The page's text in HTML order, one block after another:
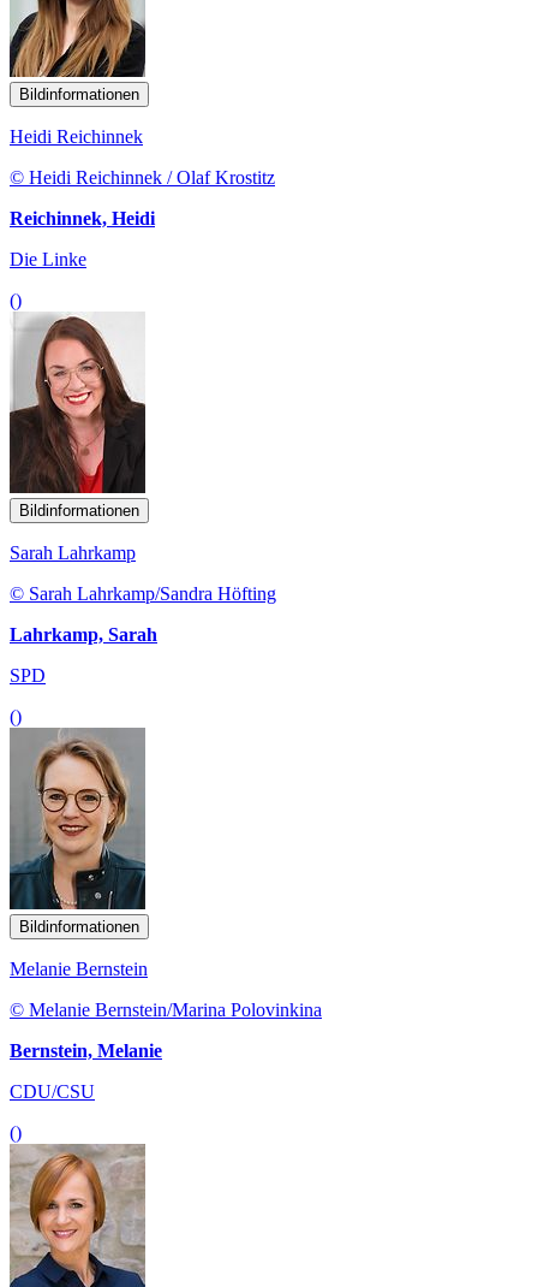
Bildinformationen
Heidi Reichinnek
© Heidi Reichinnek / Olaf Krostitz
Reichinnek, Heidi
Die Linke
()
Bildinformationen
Sarah Lahrkamp
© Sarah Lahrkamp/Sandra Höfting
Lahrkamp, Sarah
SPD
()
Bildinformationen
Melanie Bernstein
© Melanie Bernstein/Marina Polovinkina
Bernstein, Melanie
CDU/CSU
()